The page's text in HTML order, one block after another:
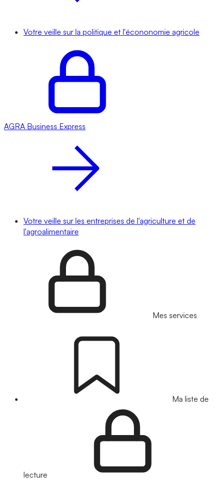
Votre veille sur la politique et l'écononomie agricole
AGRA Business Express
Votre veille sur les entreprises de l'agriculture et de
l'agroalimentaire
Mes services
Ma liste de
lecture